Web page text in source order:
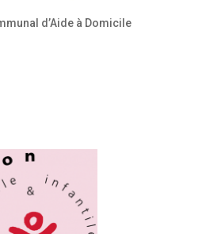
d’Aide à Domicile